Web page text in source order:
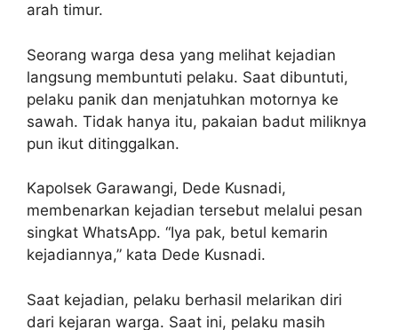
arah timur.
Seorang warga desa yang melihat kejadian
langsung membuntuti pelaku. Saat dibuntuti,
pelaku panik dan menjatuhkan motornya ke
sawah. Tidak hanya itu, pakaian badut miliknya
pun ikut ditinggalkan.
Kapolsek Garawangi, Dede Kusnadi,
membenarkan kejadian tersebut melalui pesan
singkat WhatsApp. “Iya pak, betul kemarin
kejadiannya,” kata Dede Kusnadi.
Saat kejadian, pelaku berhasil melarikan diri
dari kejaran warga. Saat ini, pelaku masih